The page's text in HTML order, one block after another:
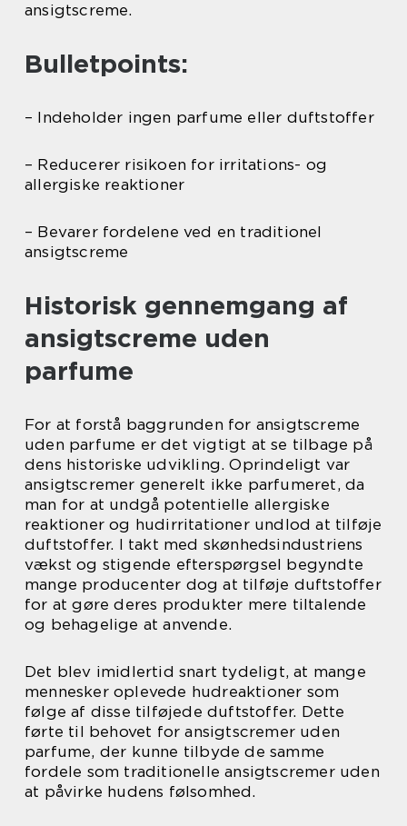
ansigtscreme.
Bulletpoints:
– Indeholder ingen parfume eller duftstoffer
– Reducerer risikoen for irritations- og
allergiske reaktioner
– Bevarer fordelene ved en traditionel
ansigtscreme
Historisk gennemgang af
ansigtscreme uden
parfume
For at forstå baggrunden for ansigtscreme
uden parfume er det vigtigt at se tilbage på
dens historiske udvikling. Oprindeligt var
ansigtscremer generelt ikke parfumeret, da
man for at undgå potentielle allergiske
reaktioner og hudirritationer undlod at tilføje
duftstoffer. I takt med skønhedsindustriens
vækst og stigende efterspørgsel begyndte
mange producenter dog at tilføje duftstoffer
for at gøre deres produkter mere tiltalende
og behagelige at anvende.
Det blev imidlertid snart tydeligt, at mange
mennesker oplevede hudreaktioner som
følge af disse tilføjede duftstoffer. Dette
førte til behovet for ansigtscremer uden
parfume, der kunne tilbyde de samme
fordele som traditionelle ansigtscremer uden
at påvirke hudens følsomhed.